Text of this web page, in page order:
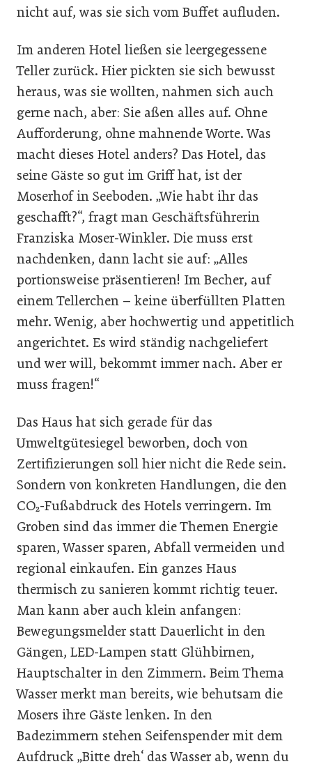
nicht auf, was sie sich vom Buffet aufluden.
Im anderen Hotel ließen sie leergegessene
Teller zurück. Hier pickten sie sich bewusst
heraus, was sie wollten, nahmen sich auch
gerne nach, aber: Sie aßen alles auf. Ohne
Aufforderung, ohne mahnende Worte. Was
macht dieses Hotel anders? Das Hotel, das
seine Gäste so gut im Griff hat, ist der
Moserhof in Seeboden. „Wie habt ihr das
geschafft?“, fragt man Geschäftsführerin
Franziska Moser-Winkler. Die muss erst
nachdenken, dann lacht sie auf: „Alles
portionsweise präsentieren! Im Becher, auf
einem Tellerchen – keine überfüllten Platten
mehr. Wenig, aber hochwertig und appetitlich
angerichtet. Es wird ständig nachgeliefert
und wer will, bekommt immer nach. Aber er
muss fragen!“
Das Haus hat sich gerade für das
Umweltgütesiegel beworben, doch von
Zertifizierungen soll hier nicht die Rede sein.
Sondern von konkreten Handlungen, die den
CO₂-Fußabdruck des Hotels verringern. Im
Groben sind das immer die Themen Energie
sparen, Wasser sparen, Abfall vermeiden und
regional einkaufen. Ein ganzes Haus
thermisch zu sanieren kommt richtig teuer.
Man kann aber auch klein anfangen:
Bewegungsmelder statt Dauerlicht in den
Gängen, LED-Lampen statt Glühbirnen,
Hauptschalter in den Zimmern. Beim Thema
Wasser merkt man bereits, wie behutsam die
Mosers ihre Gäste lenken. In den
Badezimmern stehen Seifenspender mit dem
Aufdruck „Bitte dreh‘ das Wasser ab, wenn du